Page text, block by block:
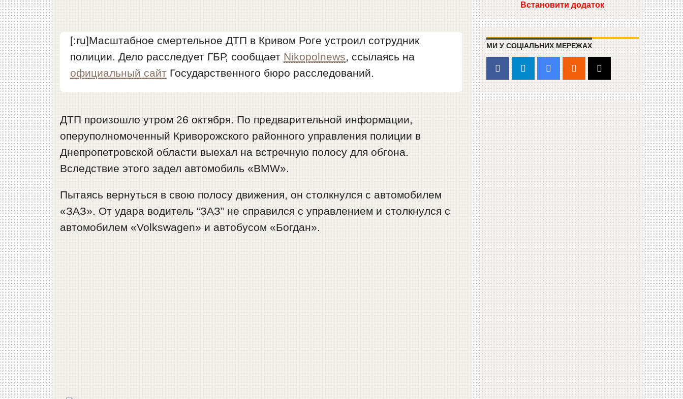
[:ru]Масштабное смертельное ДТП в Кривом Роге устроил сотрудник
полиции. Дело расследует ГБР, сообщает Nikopolnews, ссылаясь на
официальный сайт Государственного бюро расследований.
ДТП произошло утром 26 октября. По предварительной информации,
оперуполномоченный Криворожского районного управления полиции в
Днепропетровской области выехал на встречную полосу для обгона.
Вследствие этого задел автомобиль «BMW».
Пытаясь вернуться в свою полосу движения, он столкнулся с автомобилем
«ЗАЗ». От удара водитель “ЗАЗ” не справился с управлением и столкнулся с
автомобилем «Volkswagen» и автобусом «Богдан».
Встановити додаток
МИ У СОЦІАЛЬНИХ МЕРЕЖАХ